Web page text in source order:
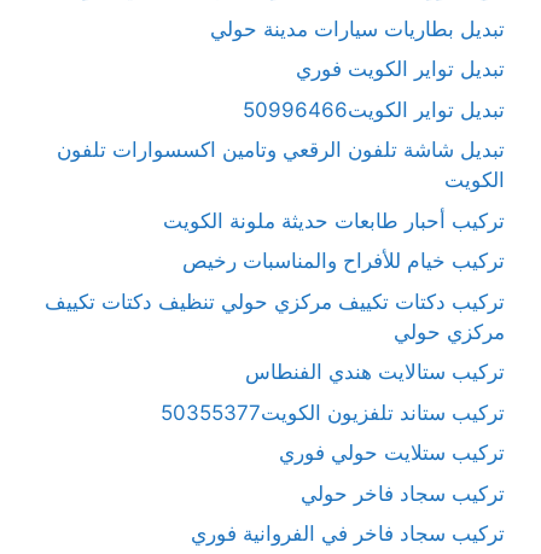
تبديل بطاريات سيارات مدينة حولي
تبديل تواير الكويت فوري
تبديل تواير الكويت50996466
تبديل شاشة تلفون الرقعي وتامين اكسسوارات تلفون
الكويت
تركيب أحبار طابعات حديثة ملونة الكويت
تركيب خيام للأفراح والمناسبات رخيص
تركيب دكتات تكييف مركزي حولي تنظيف دكتات تكييف
مركزي حولي
تركيب ستالايت هندي الفنطاس
تركيب ستاند تلفزيون الكويت50355377
تركيب ستلايت حولي فوري
تركيب سجاد فاخر حولي
تركيب سجاد فاخر في الفروانية فوري